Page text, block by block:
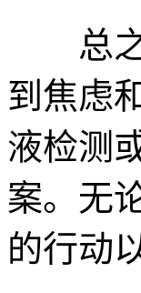
总之
到焦虑
液检测
案。无
的行动